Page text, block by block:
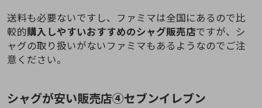
送料も必要ないですし、ファミマは全国にあるので比
較的購入しやすいおすすめのシャグ販売店ですが、シ
ャグの取り扱いがないファミマもあるようなのでご注
意ください。
シャグが安い販売店④セブンイレブン